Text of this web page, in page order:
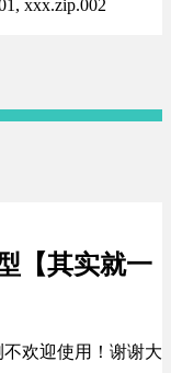
xxx.zip.002
【其实就一
欢迎使用！谢谢大